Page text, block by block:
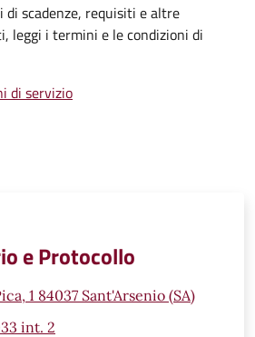
di scadenze, requisiti e altre
leggi i termini e le condizioni di
di servizio
e Protocollo
1 84037 Sant'Arsenio (SA)
int. 2